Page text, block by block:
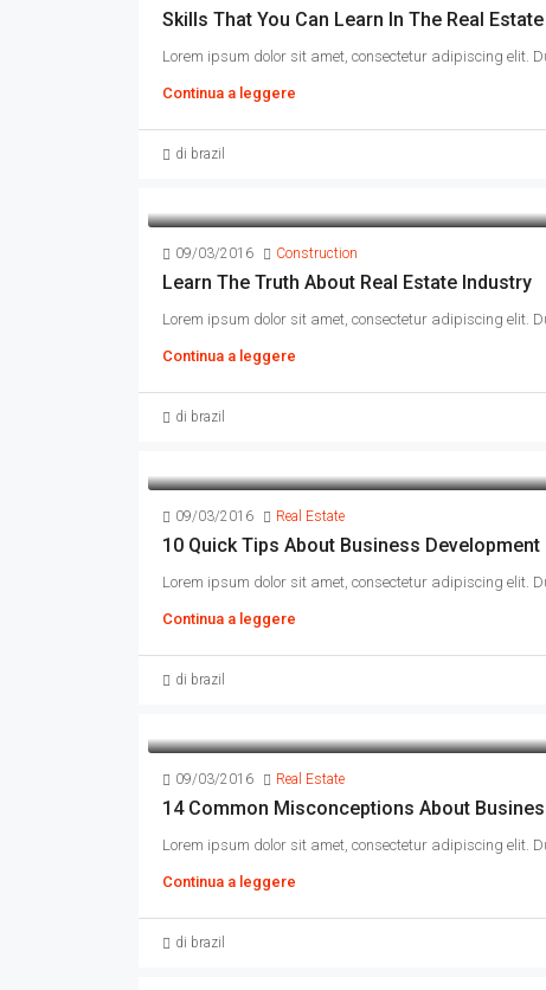
Skills That You Can Learn In The Real
Lorem ipsum dolor sit amet, consectetur adipiscing elit.
Continua a leggere
di brazil
09/03/2016 Construction
Learn The Truth About Real Estate Industry
Lorem ipsum dolor sit amet, consectetur adipiscing elit.
Continua a leggere
di brazil
09/03/2016 Real Estate
10 Quick Tips About Business Development
Lorem ipsum dolor sit amet, consectetur adipiscing elit.
Continua a leggere
di brazil
09/03/2016 Real Estate
14 Common Misconceptions About
Lorem ipsum dolor sit amet, consectetur adipiscing elit.
Continua a leggere
di brazil